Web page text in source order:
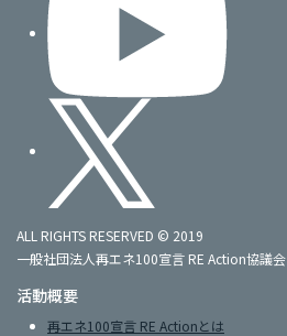
ALL RIGHTS RESERVED © 2019
一般社団法人再エネ100宣言 RE Action協議会
活動概要
再エネ100宣言 RE Actionとは